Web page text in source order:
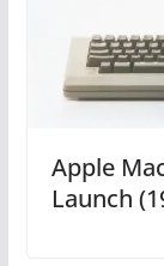
Apple
Launch